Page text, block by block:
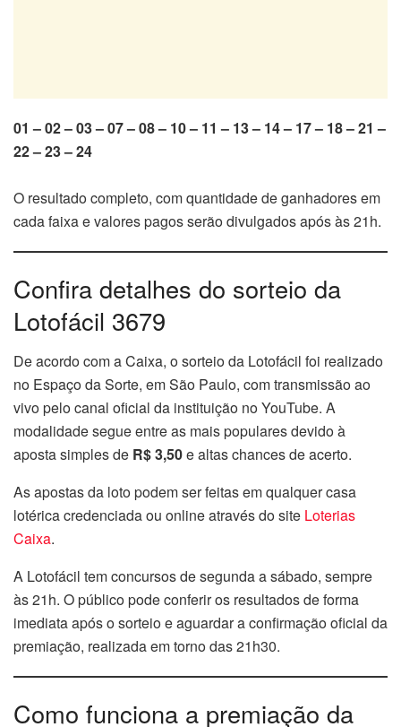
01 – 02 – 03 – 07 – 08 – 10 – 11 – 13 – 14 – 17 – 18 – 21 –
22 – 23 – 24
O resultado completo, com quantidade de ganhadores em
cada faixa e valores pagos serão divulgados após às 21h.
Confira detalhes do sorteio da
Lotofácil 3679
De acordo com a Caixa, o sorteio da Lotofácil foi realizado
no Espaço da Sorte, em São Paulo, com transmissão ao
vivo pelo canal oficial da instituição no YouTube. A
modalidade segue entre as mais populares devido à
aposta simples de R$ 3,50e altas chances de acerto.
As apostas da loto podem ser feitas em qualquer casa
lotérica credenciada ou online através do site Loterias
Caixa.
A Lotofácil tem concursos de segunda a sábado, sempre
às 21h. O público pode conferir os resultados de forma
imediata após o sorteio e aguardar a confirmação oficial da
premiação, realizada em torno das 21h30.
Como funciona a premiação da